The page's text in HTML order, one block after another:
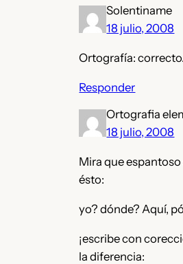
Solentiname
18 julio, 2008
Ortografía: correcto.
Responder
Ortografia
18 julio, 2008
Mira que espantoso
ésto:
yo? dónde? Aquí,
¡escribe con
la diferencia: